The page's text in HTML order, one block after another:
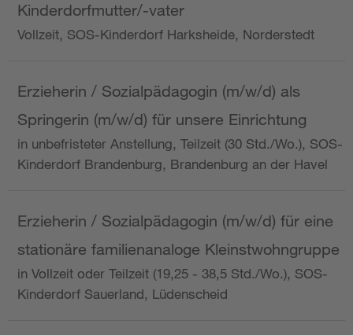
Kinderdorfmutter/-vater
Vollzeit, SOS-Kinderdorf Harksheide, Norderstedt
Erzieherin / Sozialpädagogin (m/w/d) als
Springerin (m/w/d) für unsere Einrichtung
in unbefristeter Anstellung, Teilzeit (30 Std./Wo.), SOS-
Kinderdorf Brandenburg, Brandenburg an der Havel
Erzieherin / Sozialpädagogin (m/w/d) für eine
stationäre familienanaloge Kleinstwohngruppe
in Vollzeit oder Teilzeit (19,25 - 38,5 Std./Wo.), SOS-
Kinderdorf Sauerland, Lüdenscheid